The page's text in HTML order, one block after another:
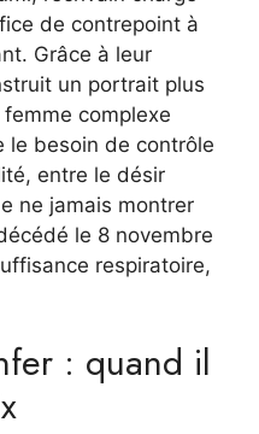
de contrepoint à
Grâce à leur
un portrait plus
complexe
le besoin de contrôle
entre le désir
ne jamais montrer
le 8 novembre
respiratoire,
: quand il